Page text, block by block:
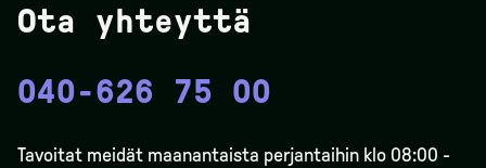
Ota yhteyttä
040-626 75 00
Tavoitat meidät maanantaista perjantaihin klo 08:00 -